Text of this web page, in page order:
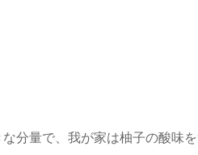
量で、我が家は柚子の酸味を